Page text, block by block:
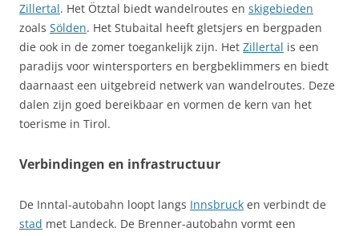
Zillertal. Het Ötztal biedt wandelroutes en skigebieden
zoals Sölden. Het Stubaital heeft gletsjers en bergpaden
die ook in de zomer toegankelijk zijn. Het Zillertal is een
paradijs voor wintersporters en bergbeklimmers en biedt
daarnaast een uitgebreid netwerk van wandelroutes. Deze
dalen zijn goed bereikbaar en vormen de kern van het
toerisme in Tirol.
Verbindingen en infrastructuur
De Inntal-autobahn loopt langs Innsbruck en verbindt de
stad met Landeck. De Brenner-autobahn vormt een